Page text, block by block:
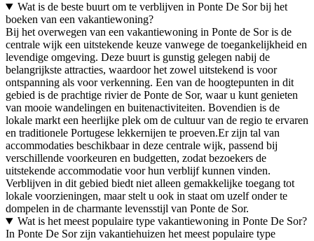
Wat is de beste buurt om te verblijven in Ponte De Sor bij het
boeken van een vakantiewoning?
Bij het overwegen van een vakantiewoning in Ponte de Sor is de
centrale wijk een uitstekende keuze vanwege de toegankelijkheid en
levendige omgeving. Deze buurt is gunstig gelegen nabij de
belangrijkste attracties, waardoor het zowel uitstekend is voor
ontspanning als voor verkenning. Een van de hoogtepunten in dit
gebied is de prachtige rivier de Ponte de Sor, waar u kunt genieten
van mooie wandelingen en buitenactiviteiten. Bovendien is de
lokale markt een heerlijke plek om de cultuur van de regio te ervaren
en traditionele Portugese lekkernijen te proeven.Er zijn tal van
accommodaties beschikbaar in deze centrale wijk, passend bij
verschillende voorkeuren en budgetten, zodat bezoekers de
uitstekende accommodatie voor hun verblijf kunnen vinden.
Verblijven in dit gebied biedt niet alleen gemakkelijke toegang tot
lokale voorzieningen, maar stelt u ook in staat om uzelf onder te
dompelen in de charmante levensstijl van Ponte de Sor.
Wat is het meest populaire type vakantiewoning in Ponte De Sor?
In Ponte De Sor zijn vakantiehuizen het meest populaire type